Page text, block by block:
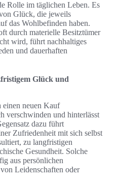
Rolle im täglichen Leben. Es
Glück, die jeweils
das Wohlbefinden haben.
durch materielle Besitztümer
wird, führt nachhaltiges
und dauerhaften
Glück und
einen neuen Kauf
verschwinden und hinterlässt
dazu führt
Zufriedenheit mit sich selbst
zu langfristigen
Gesundheit. Solche
aus persönlichen
Leidenschaften oder